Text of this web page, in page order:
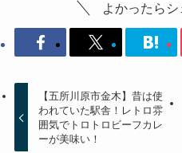
よかったらシ
【五所川原市金木】昔は使
われていた駅舎！レトロ雰
囲気でトロトロビーフカレ
ーが美味い！